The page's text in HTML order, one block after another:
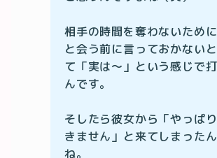
相手の時間を奪わないため
と会う前に言っておかない
て「実は〜」という感じで
んです。
そしたら彼女から「やっぱ
きません」と来てしまった
ね。